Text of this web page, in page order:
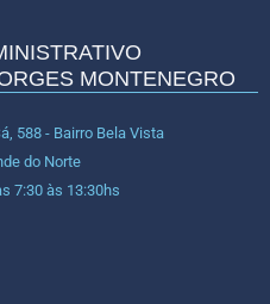
MONTENEGRO
588 - Bairro Bela Vista
do Norte
7:30 às 13:30hs